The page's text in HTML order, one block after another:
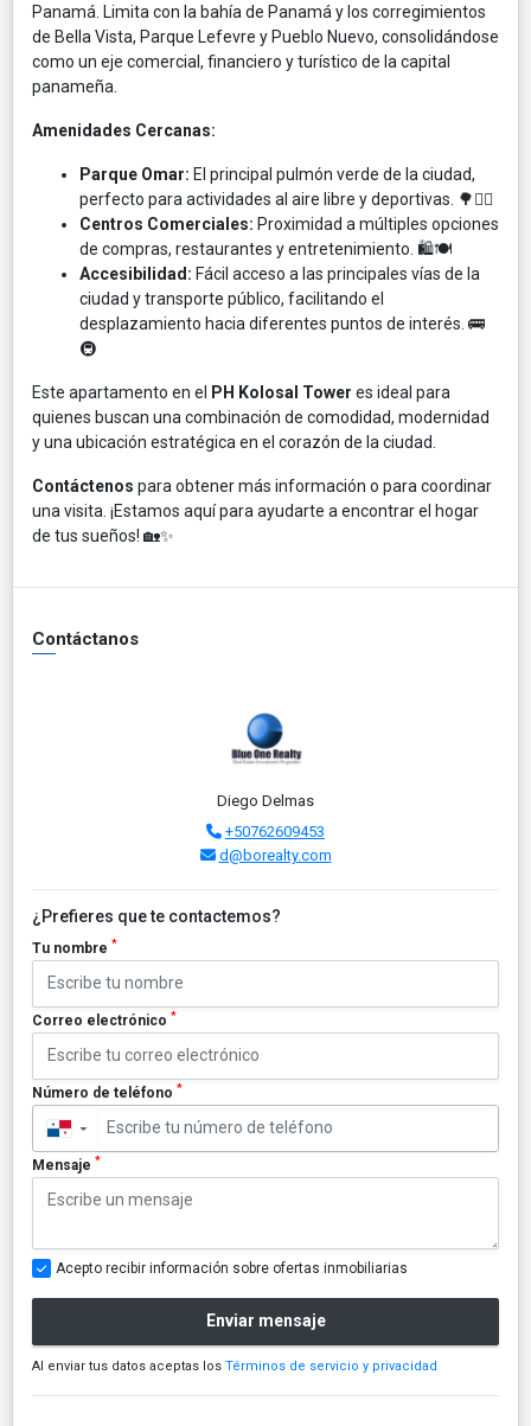
Panamá. Limita con la bahía de Panamá y los corregimientos
de Bella Vista, Parque Lefevre y Pueblo Nuevo, consolidándose
como un eje comercial, financiero y turístico de la capital
panameña.
Amenidades Cercanas:
Parque Omar: El principal pulmón verde de la ciudad,
perfecto para actividades al aire libre y deportivas. 🌳🏃‍♀️
Centros Comerciales: Proximidad a múltiples opciones
de compras, restaurantes y entretenimiento. 🛍️🍽️
Accesibilidad: Fácil acceso a las principales vías de la
ciudad y transporte público, facilitando el
desplazamiento hacia diferentes puntos de interés. 🚌
🚇
Este apartamento en el PH Kolosal Tower es ideal para
quienes buscan una combinación de comodidad, modernidad
y una ubicación estratégica en el corazón de la ciudad.
Contáctenos para obtener más información o para coordinar
una visita. ¡Estamos aquí para ayudarte a encontrar el hogar
de tus sueños! 🏡✨
Contáctanos
Diego Delmas
+50762609453
d@borealty.com
¿Prefieres que te contactemos?
Tu nombre *
Correo electrónico *
Número de teléfono *
▼
Mensaje *
Acepto recibir información sobre ofertas inmobiliarias
Enviar mensaje
Al enviar tus datos aceptas los Términos de servicio y privacidad